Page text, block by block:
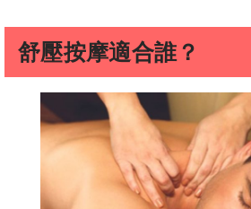
舒壓按摩適合誰？